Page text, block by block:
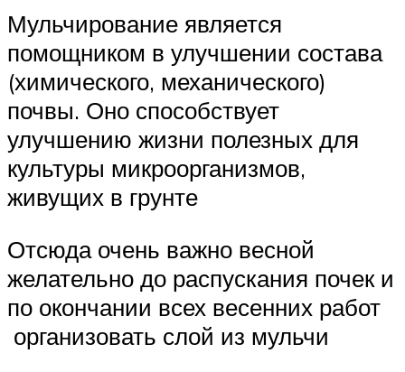
Мульчирование является
помощником в улучшении состава
(химического, механического)
почвы. Оно способствует
улучшению жизни полезных для
культуры микроорганизмов,
живущих в грунте
Отсюда очень важно весной
желательно до распускания почек и
по окончании всех весенних работ
организовать слой из мульчи